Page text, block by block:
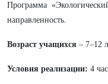
Программа
направленность.
Возраст учащихся – 7–12
Условия реализации: 4